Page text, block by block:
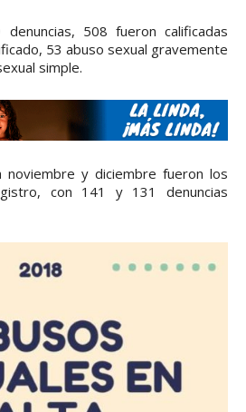
508 fueron calificadas
53 abuso sexual gravemente
simple.
noviembre y diciembre fueron los
con 141 y 131 denuncias